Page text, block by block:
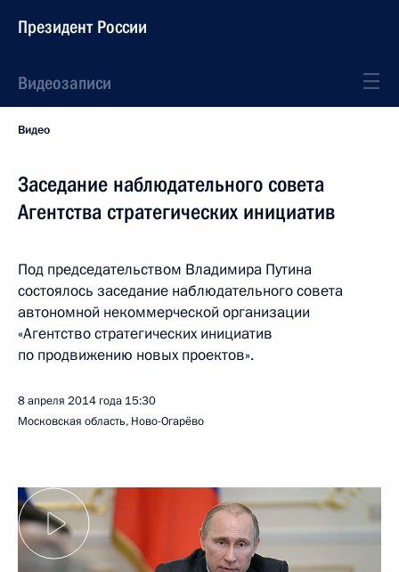
Президент России
Видеозаписи
Видео
Заседание наблюдательного совета
Агентства стратегических инициатив
Под председательством Владимира Путина
состоялось заседание наблюдательного совета
автономной некоммерческой организации
«Агентство стратегических инициатив
по продвижению новых проектов».
8 апреля 2014 года 15:30
Московская область, Ново-Огарёво